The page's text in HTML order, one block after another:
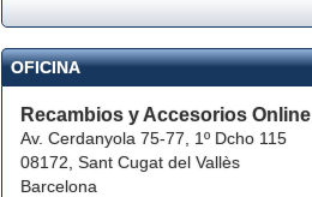
OFICINA
Recambios y Accesorios Online
Av. Cerdanyola 75-77, 1º Dcho 115
08172, Sant Cugat del Vallès
Barcelona